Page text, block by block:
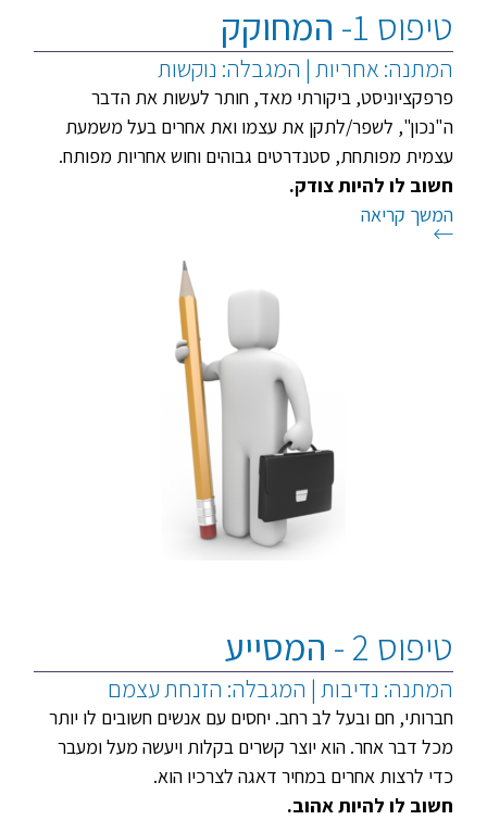
טיפוס 1- המחוקק
המתנה: אחריות | המגבלה: נוקשות
פרפקציוניסט, ביקורתי מאד, חותר לעשות את הדבר
ה"נכון", לשפר/לתקן את עצמו ואת אחרים בעל משמעת
עצמית מפותחת, סטנדרטים גבוהים וחוש אחריות מפותח.
חשוב לו להיות צודק.
המשך קריאה
טיפוס 2 - המסייע
המתנה: נדיבות | המגבלה: הזנחת עצמם
חברותי, חם ובעל לב רחב. יחסים עם אנשים חשובים לו יותר
מכל דבר אחר. הוא יוצר קשרים בקלות ויעשה מעל ומעבר
כדי לרצות אחרים במחיר דאגה לצרכיו הוא.
חשוב לו להיות אהוב.